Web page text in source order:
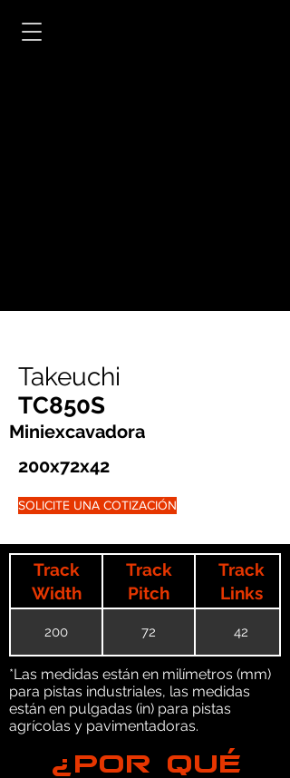
Takeuchi
TC850S
Miniexcavadora
200x72x42
SOLICITE UNA COTIZACIÓN
Track
Width
Track
Pitch
Track
Links
200 72 42
*Las medidas están en milímetros (mm)
para pistas industriales, las medidas
están en pulgadas (in) para pistas
agrícolas y pavimentadoras.
¿POR QUÉ